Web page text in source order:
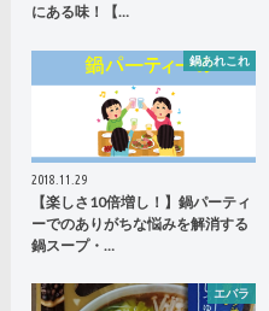
にある味！【…
鍋あれこれ
2018.11.29
【楽しさ10倍増し！】鍋パーティ
ーでのありがちな悩みを解消する
鍋スープ・…
エバラ